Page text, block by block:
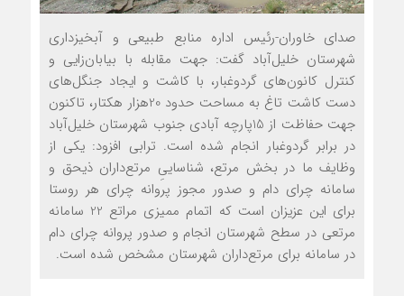
صدای خاوران-رئيس اداره منابع طبيعي و آبخيزداري
شهرستان خليل‌آباد گفت: جهت مقابله با بیابان‌زایی و
کنترل کانون‌های گردوغبار، با کاشت و ایجاد جنگل‌های
دست کاشت تاغ به مساحت حدود 20هزار هکتار، تاکنون
جهت حفاظت از 15پارچه آبادی جنوب شهرستان خلیل‌آباد
در برابر گردوغبار انجام شده است. ترابي افزود: يکي از
وظايف ما در بخش مرتع، شناساييِ مرتع‌داران ذيحق و
سامانه چراي دام و صدور مجوز پروانه چراي هر روستا
براي اين عزيزان است که اتمام ممیزی مراتع 22 سامانه
مرتعی در سطح شهرستان انجام و صدور پروانه چرای دام
در سامانه برای مرتع‌داران شهرستان مشخص شده است.